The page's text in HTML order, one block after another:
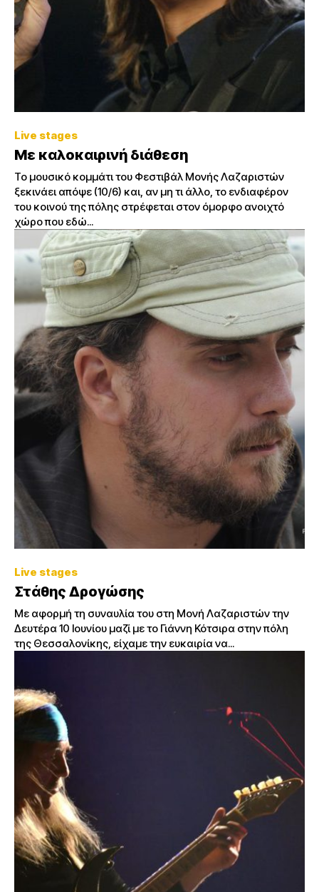
Live stages
Με καλοκαιρινή διάθεση
Το μουσικό κομμάτι του Φεστιβάλ Μονής Λαζαριστών
ξεκινάει απόψε (10/6) και, αν μη τι άλλο, το ενδιαφέρον
του κοινού της πόλης στρέφεται στον όμορφο ανοιχτό
χώρο που εδώ...
Live stages
Στάθης Δρογώσης
Με αφορμή τη συναυλία του στη Μονή Λαζαριστών την
Δευτέρα 10 Ιουνίου μαζί με το Γιάννη Κότσιρα στην πόλη
της Θεσσαλονίκης, είχαμε την ευκαιρία να...